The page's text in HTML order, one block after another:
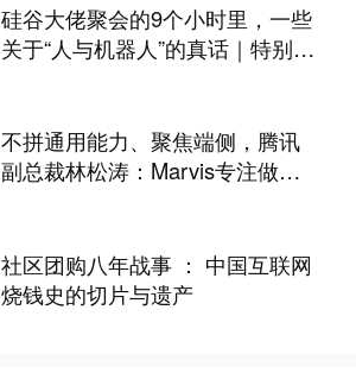
硅谷大佬聚会的9个小时里，一些
关于“人与机器人”的真话｜特别报
不拼通用能力、聚焦端侧，腾讯
副总裁林松涛：Marvis专注做好
社区团购八年战事 ： 中国互联网
烧钱史的切片与遗产